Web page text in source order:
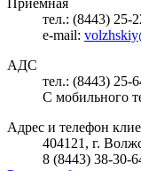
тел.: (8443) 25-
e-mail:
АДС
тел.: (8443) 25-
С мобильного
Адрес и телефон
404121, г.
8 (8443) 38-30-